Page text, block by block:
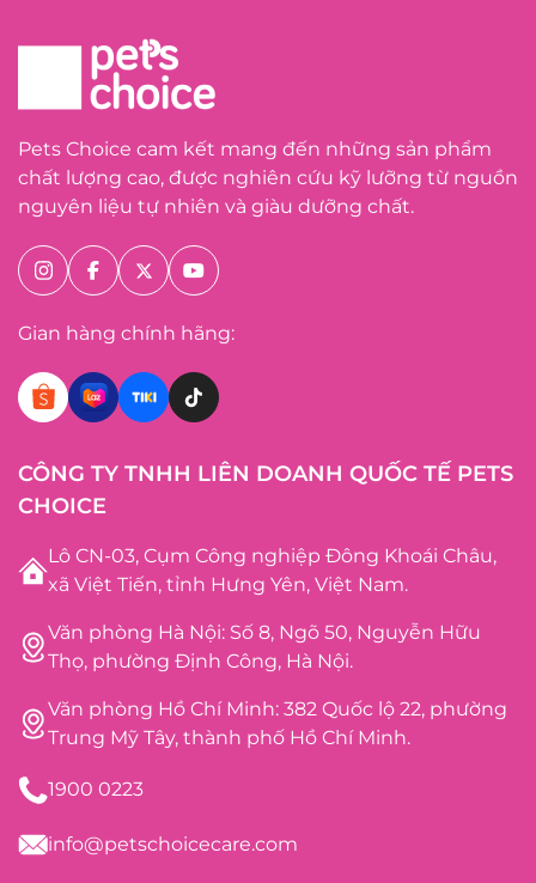
Pets Choice cam kết mang đến những sản phẩm
chất lượng cao, được nghiên cứu kỹ lưỡng từ nguồn
nguyên liệu tự nhiên và giàu dưỡng chất.
Gian hàng chính hãng:
CÔNG TY TNHH LIÊN DOANH QUỐC TẾ PETS
CHOICE
Lô CN-03, Cụm Công nghiệp Đông Khoái Châu,
xã Việt Tiến, tỉnh Hưng Yên, Việt Nam.
Văn phòng Hà Nội: Số 8, Ngõ 50, Nguyễn Hữu
Thọ, phường Định Công, Hà Nội.
Văn phòng Hồ Chí Minh: 382 Quốc lộ 22, phường
Trung Mỹ Tây, thành phố Hồ Chí Minh.
1900 0223
info@petschoicecare.com